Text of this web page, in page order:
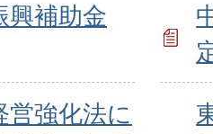
興補助金
営強化法に